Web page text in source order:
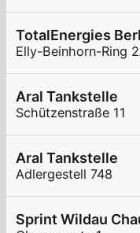
TotalEnergies
Elly-Beinhorn-Ring
Aral Tankstelle
Schützenstraße 11
Aral Tankstelle
Adlergestell 748
Sprint Wildau